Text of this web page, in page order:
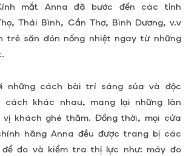
mắt Anna đã bước đến các tỉnh
Thái Bình, Cần Thơ, Bình Dương, v.v
trẻ săn đón nống nhiệt ngay từ những
những cách bài trí sáng sủa và độc
cách khác nhau, mang lại những làn
khách ghé thăm. Đồng thời, mọi cửa
hãng Anna đều được trang bị các
đo và kiểm tra thị lực như: máy đo